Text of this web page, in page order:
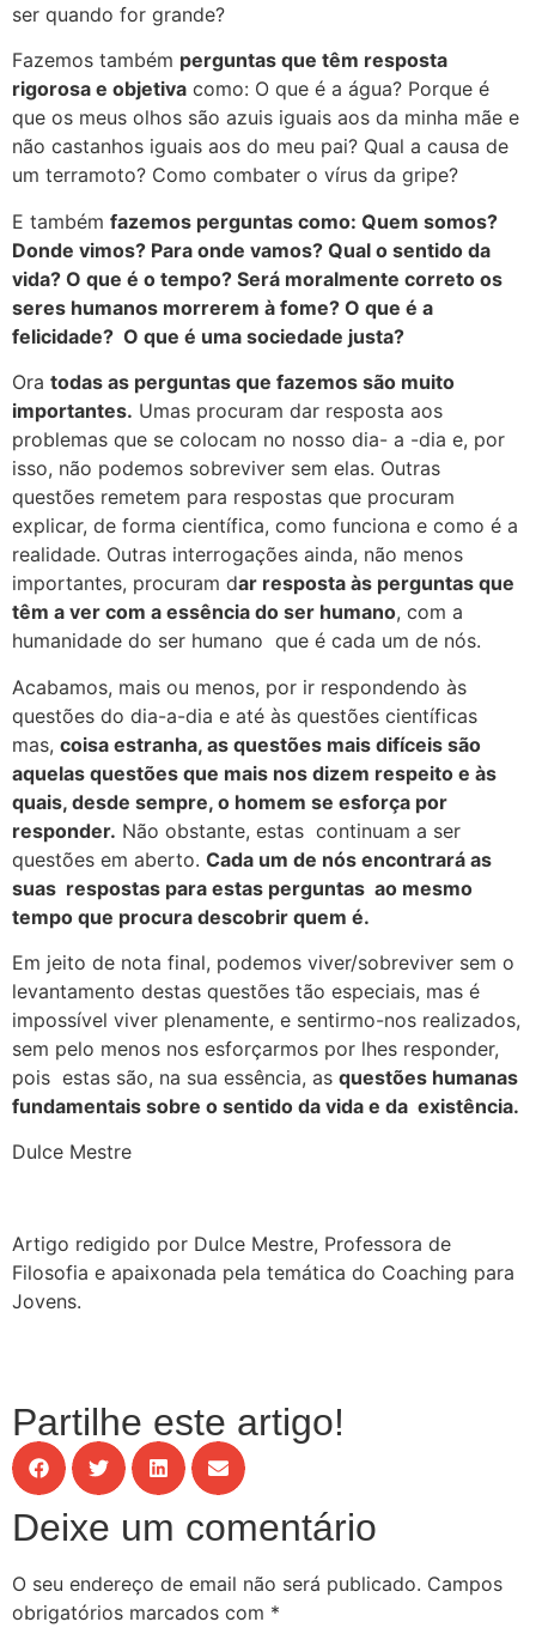
ser quando for grande?
Fazemos também perguntas que têm resposta
rigorosa e objetiva como: O que é a água? Porque é
que os meus olhos são azuis iguais aos da minha mãe e
não castanhos iguais aos do meu pai? Qual a causa de
um terramoto? Como combater o vírus da gripe?
E também fazemos perguntas como: Quem somos?
Donde vimos? Para onde vamos? Qual o sentido da
vida? O que é o tempo? Será moralmente correto os
seres humanos morrerem à fome? O que é a
felicidade? O que é uma sociedade justa?
Ora todas as perguntas que fazemos são muito
importantes. Umas procuram dar resposta aos
problemas que se colocam no nosso dia- a -dia e, por
isso, não podemos sobreviver sem elas. Outras
questões remetem para respostas que procuram
explicar, de forma científica, como funciona e como é a
realidade. Outras interrogações ainda, não menos
importantes, procuram dar resposta às perguntas que
têm a ver com a essência do ser humano, com a
humanidade do ser humano que é cada um de nós.
Acabamos, mais ou menos, por ir respondendo às
questões do dia-a-dia e até às questões científicas
mas, coisa estranha, as questões mais difíceis são
aquelas questões que mais nos dizem respeito e às
quais, desde sempre, o homem se esforça por
responder. Não obstante, estas continuam a ser
questões em aberto. Cada um de nós encontrará as
suas respostas para estas perguntas ao mesmo
tempo que procura descobrir quem é.
Em jeito de nota final, podemos viver/sobreviver sem o
levantamento destas questões tão especiais, mas é
impossível viver plenamente, e sentirmo-nos realizados,
sem pelo menos nos esforçarmos por lhes responder,
pois estas são, na sua essência, as questões humanas
fundamentais sobre o sentido da vida e da existência.
Dulce Mestre
Artigo redigido por Dulce Mestre, Professora de
Filosofia e apaixonada pela temática do Coaching para
Jovens.
Partilhe este artigo!
Deixe um comentário
O seu endereço de email não será publicado. Campos
obrigatórios marcados com *